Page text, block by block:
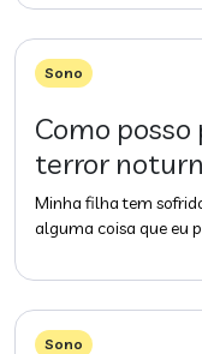
Sono
Como posso
terror
Minha filha tem
alguma coisa que eu
Sono